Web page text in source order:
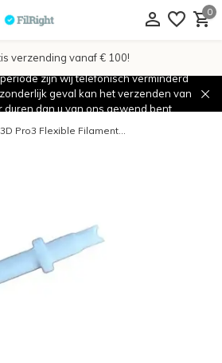
0
verzending vanaf € 100!
zijn wij telefonisch verminderd
geval kan het verzenden van
dan u van ons gewend bent.
Pro3 Flexible Filament...